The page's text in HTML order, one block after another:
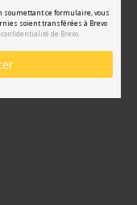
soumettant ce formulaire, vous
soient transférées à Brevo
de Brevo.